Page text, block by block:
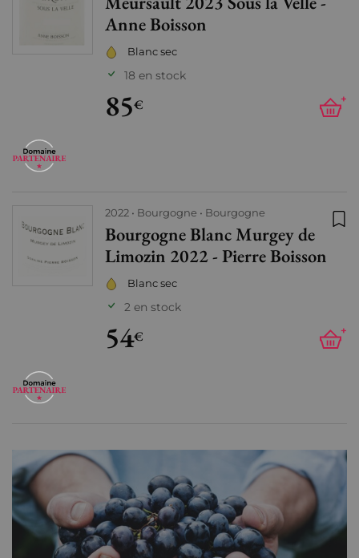
Anne Boisson
Blanc sec
18 en stock
85€ +
2022 Bourgogne Bourgogne
Bourgogne Blanc Murgey de
Limozin 2022 - Pierre Boisson
Blanc sec
2 en stock
54€ +